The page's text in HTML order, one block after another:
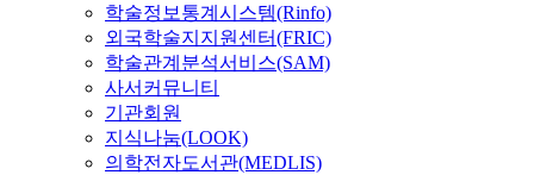
학술정보통계시스템(Rinfo)
외국학술지지원센터(FRIC)
학술관계분석서비스(SAM)
사서커뮤니티
기관회원
지식나눔(LOOK)
의학전자도서관(MEDLIS)